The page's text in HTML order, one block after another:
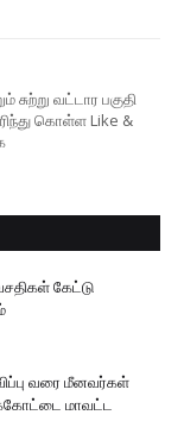
வட்டார பகுதி
கொள்ள Like &
கேட்டு
வரை மீனவர்கள்
மாவட்ட